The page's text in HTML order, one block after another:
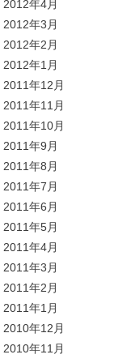
2012年4月
2012年3月
2012年2月
2012年1月
2011年12月
2011年11月
2011年10月
2011年9月
2011年8月
2011年7月
2011年6月
2011年5月
2011年4月
2011年3月
2011年2月
2011年1月
2010年12月
2010年11月